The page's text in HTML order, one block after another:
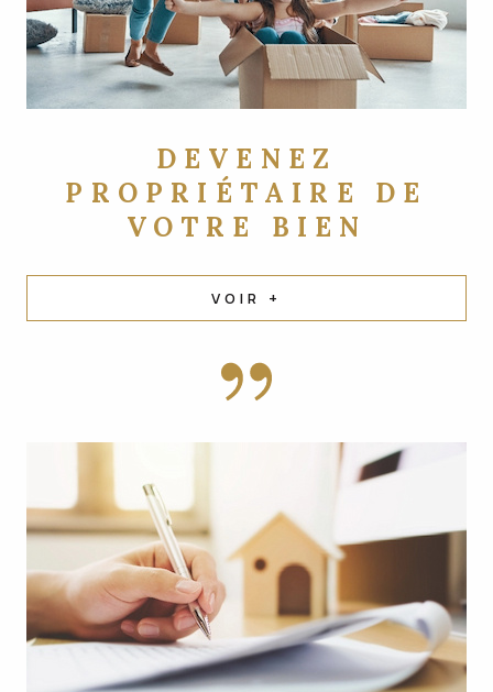
DEVENEZ
PROPRIÉTAIRE DE
VOTRE BIEN
VOIR +